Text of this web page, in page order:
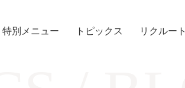
特別メニュー トピックス リクルート